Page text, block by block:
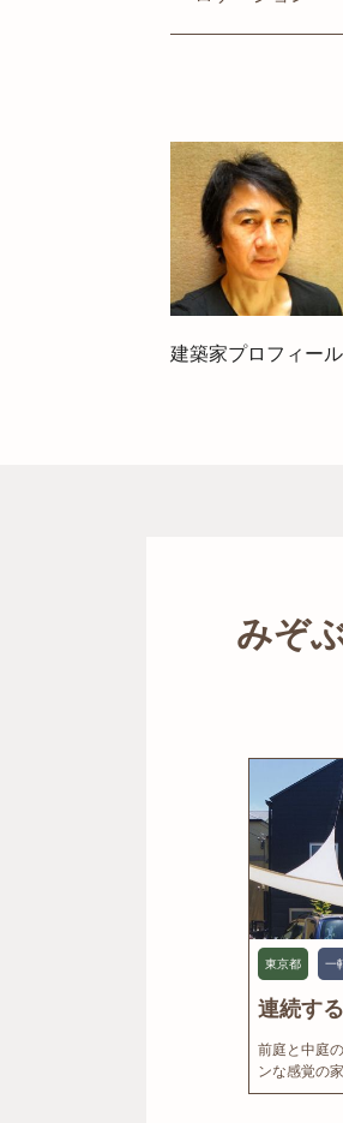
建築家プロフィー
みぞ
東京都 一
連続す
前庭と中庭
ンな感覚の